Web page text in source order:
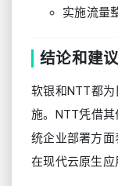
实施流量
结论和建议
软银和NTT都
施。NTT凭借
统企业部署方
在现代云原生应